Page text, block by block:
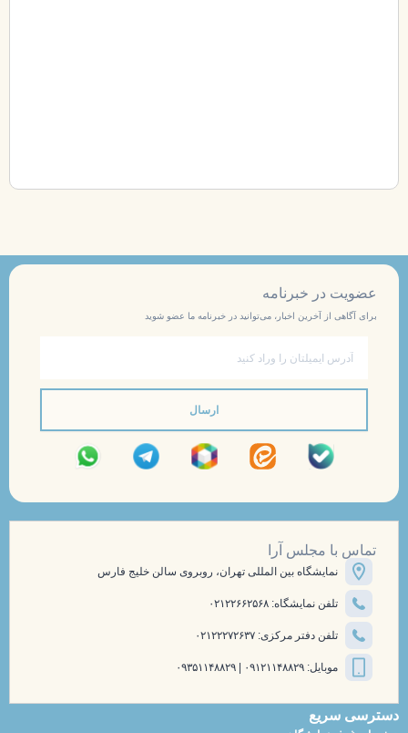
عضویت در خبرنامه
برای آگاهی از آخرین اخبار، می‌توانید در خبرنامه ما عضو شوید
ارسال
تماس با مجلس آرا
نمایشگاه بین المللی تهران، روبروی سالن خلیج فارس
تلفن نمایشگاه: ۰۲۱۲۲۶۶۲۵۶۸
تلفن دفتر مرکزی: ۰۲۱۲۲۲۷۲۶۳۷
موبایل: ۰۹۱۲۱۱۴۸۸۲۹ | ۰۹۳۵۱۱۴۸۸۲۹
دسترسی سریع